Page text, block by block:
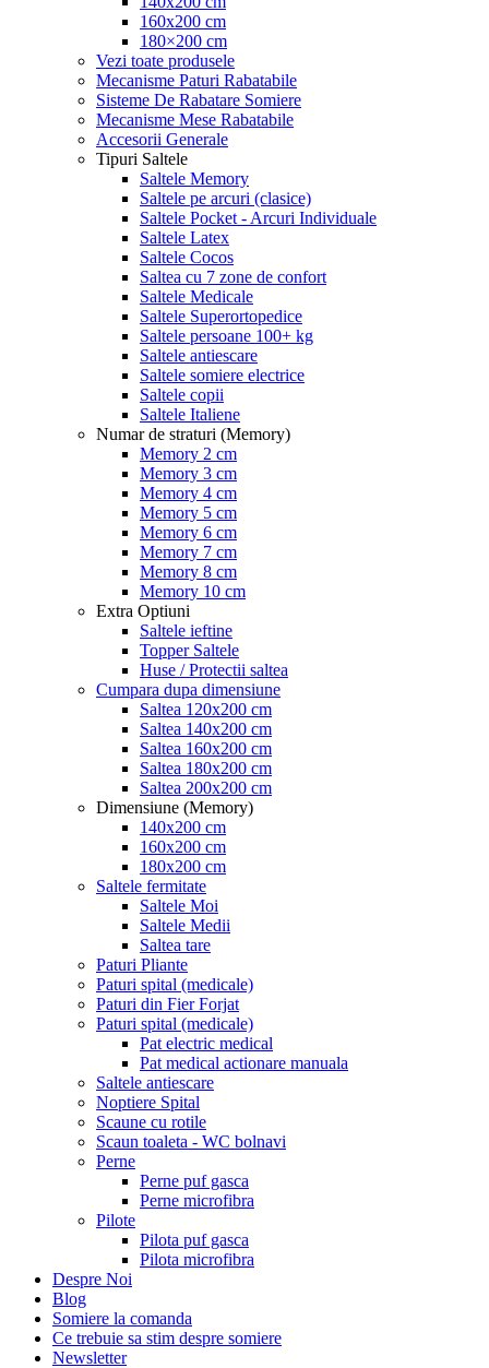
160x200 cm
180×200 cm
Vezi toate produsele
Mecanisme Paturi Rabatabile
Sisteme De Rabatare Somiere
Mecanisme Mese Rabatabile
Accesorii Generale
Tipuri Saltele
Saltele Memory
Saltele pe arcuri (clasice)
Saltele Pocket - Arcuri Individuale
Saltele Latex
Saltele Cocos
Saltea cu 7 zone de confort
Saltele Medicale
Saltele Superortopedice
Saltele persoane 100+ kg
Saltele antiescare
Saltele somiere electrice
Saltele copii
Saltele Italiene
Numar de straturi (Memory)
Memory 2 cm
Memory 3 cm
Memory 4 cm
Memory 5 cm
Memory 6 cm
Memory 7 cm
Memory 8 cm
Memory 10 cm
Extra Optiuni
Saltele ieftine
Topper Saltele
Huse / Protectii saltea
Cumpara dupa dimensiune
Saltea 120x200 cm
Saltea 140x200 cm
Saltea 160x200 cm
Saltea 180x200 cm
Saltea 200x200 cm
Dimensiune (Memory)
140x200 cm
160x200 cm
180x200 cm
Saltele fermitate
Saltele Moi
Saltele Medii
Saltea tare
Paturi Pliante
Paturi spital (medicale)
Paturi din Fier Forjat
Paturi spital (medicale)
Pat electric medical
Pat medical actionare manuala
Saltele antiescare
Noptiere Spital
Scaune cu rotile
Scaun toaleta - WC bolnavi
Perne
Perne puf gasca
Perne microfibra
Pilote
Pilota puf gasca
Pilota microfibra
Despre Noi
Blog
Somiere la comanda
Ce trebuie sa stim despre somiere
Newsletter